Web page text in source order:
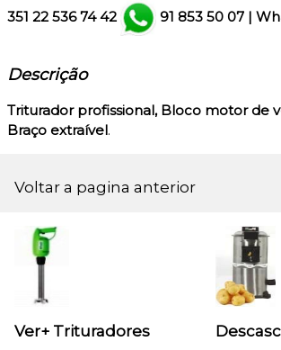
351 22 536 74 42 91 853 50 07 |
Descrição
Triturador profissional, Bloco motor de
Braço extraível.
Voltar a pagina anterior
Ver+ Trituradores